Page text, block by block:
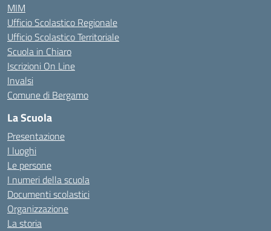
MIM
Ufficio Scolastico Regionale
Ufficio Scolastico Territoriale
Scuola in Chiaro
Iscrizioni On Line
Invalsi
Comune di Bergamo
La Scuola
Presentazione
I luoghi
Le persone
I numeri della scuola
Documenti scolastici
Organizzazione
La storia